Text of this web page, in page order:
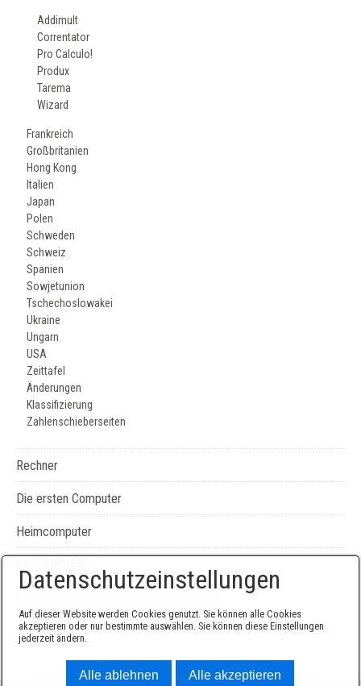
Addimult
Correntator
Pro Calculo!
Produx
Tarema
Wizard
Frankreich
Großbritanien
Hong Kong
Italien
Japan
Polen
Schweden
Schweiz
Spanien
Sowjetunion
Tschechoslowakei
Ukraine
Ungarn
USA
Zeittafel
Änderungen
Klassifizierung
Zahlenschieberseiten
Rechner
Die ersten Computer
Heimcomputer
Datenschutzeinstellungen
Auf dieser Website werden Cookies genutzt. Sie können alle Cookies
akzeptieren oder nur bestimmte auswählen. Sie können diese Einstellungen
jederzeit ändern.
Alle ablehnen Alle akzeptieren